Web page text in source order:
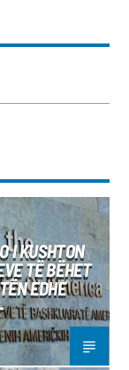
I KUSHTON
TË BËHET
EDHE